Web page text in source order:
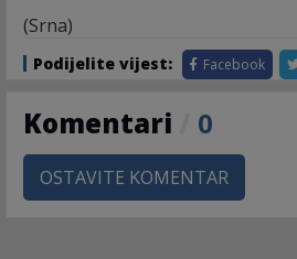
(Srna)
Podijelite vijest: Facebook
Komentari 0
OSTAVITE KOMENTAR